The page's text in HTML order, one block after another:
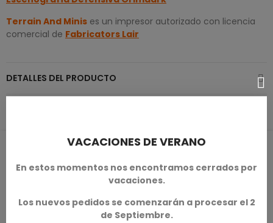
Terrain And Minis es un impresor autorizado con licencia
comercial de Fabricators Lair
DETALLES DEL PRODUCTO
RESEÑAS DE PRODUCTOS / Q&A
Calificación media
VACACIONES DE VERANO
En estos momentos nos encontramos cerrados por
vacaciones.
Los nuevos pedidos se comenzarán a procesar el 2
de Septiembre.